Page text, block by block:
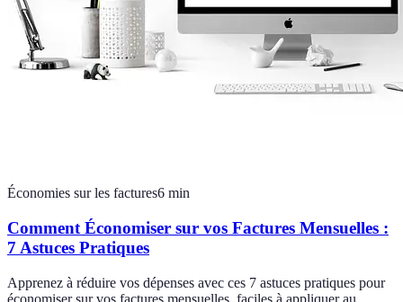
Économies sur les factures6 min
Comment Économiser sur vos Factures Mensuelles :
7 Astuces Pratiques
Apprenez à réduire vos dépenses avec ces 7 astuces pratiques pour
économiser sur vos factures mensuelles, faciles à appliquer au